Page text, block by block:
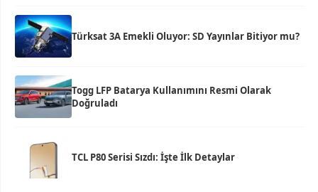
Türksat 3A Emekli Oluyor: SD Yayınlar Bitiyor mu?
Togg LFP Batarya Kullanımını Resmi Olarak
Doğruladı
TCL P80 Serisi Sızdı: İşte İlk Detaylar